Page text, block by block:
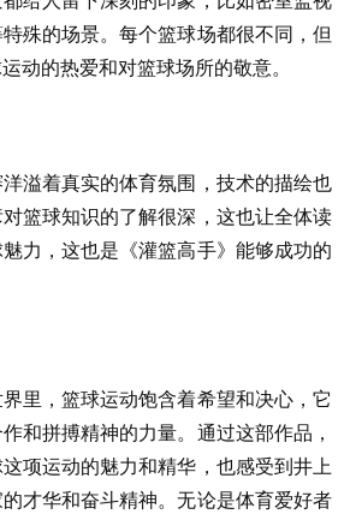
殊的场景。每个篮球场都很不同，但
动的热爱和对篮球场所的敬意。
溢着真实的体育氛围，技术的描绘也
篮球知识的了解很深，这也让全体读
力，这也是《灌篮高手》能够成功的
里，篮球运动饱含着希望和决心，它
和拼搏精神的力量。通过这部作品，
项运动的魅力和精华，也感受到井上
才华和奋斗精神。无论是体育爱好者